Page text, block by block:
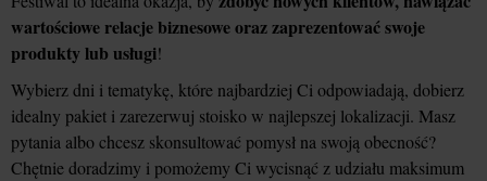
wartościowe relacje biznesowe oraz zaprezentować swoje
produkty lub usługi!
Wybierz dni i tematykę, które najbardziej Ci odpowiadają, dobierz
idealny pakiet i zarezerwuj stoisko w najlepszej lokalizacji. Masz
pytania albo chcesz skonsultować pomysł na swoją obecność?
Chętnie doradzimy i pomożemy Ci wycisnąć z udziału maksimum